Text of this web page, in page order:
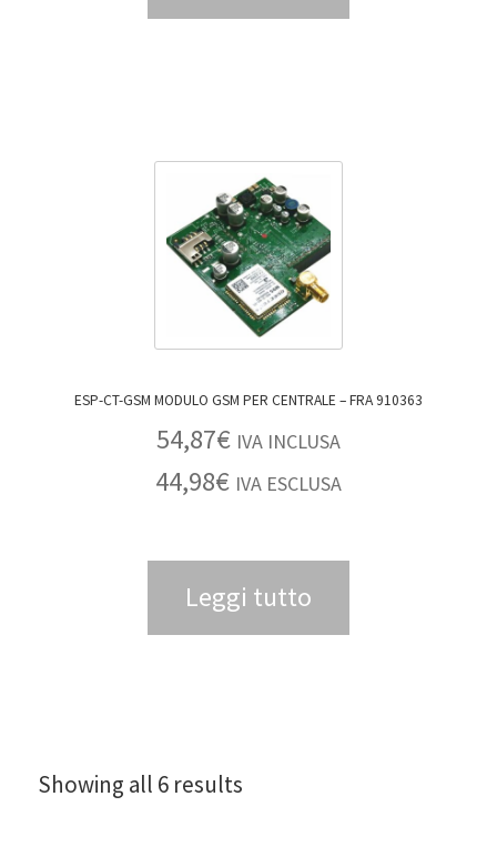
ESP-CT-GSM MODULO GSM PER CENTRALE – FRA 910363
54,87€ IVA INCLUSA
44,98€ IVA ESCLUSA
Leggi tutto
Showing all 6 results